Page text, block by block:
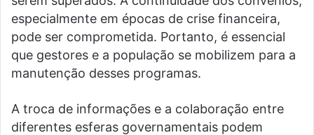
especialmente em épocas de crise financeira,
pode ser comprometida. Portanto, é essencial
que gestores e a população se mobilizem para a
manutenção desses programas.
A troca de informações e a colaboração entre
diferentes esferas governamentais podem